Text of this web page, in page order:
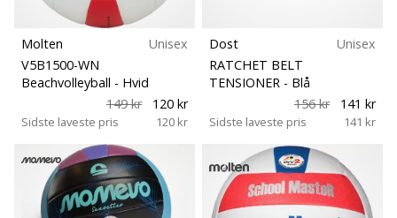
artikler
Molten
Unisex
V5B1500-WN
Beachvolleyball - Hvid
149 kr
120 kr
Sidste laveste pris 120 kr
Dost
Unisex
RATCHET BELT
TENSIONER - Blå
156 kr
141 kr
Sidste laveste pris 141 kr